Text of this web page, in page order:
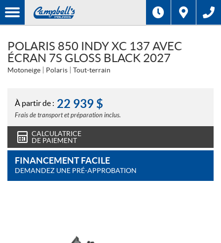
POLARIS 850 INDY XC 137 AVEC
ÉCRAN 7S GLOSS BLACK 2027
Motoneige Polaris Tout-terrain
À partir de : 22 939 $
Frais de transport et préparation inclus.
CALCULATRICE
DE PAIEMENT
FINANCEMENT FACILE
DEMANDEZ UNE PRÉ-APPROBATION